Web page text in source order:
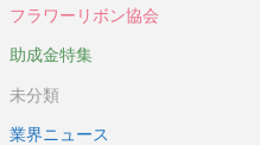
フラワーリボン協会
助成金特集
未分類
業界ニュース